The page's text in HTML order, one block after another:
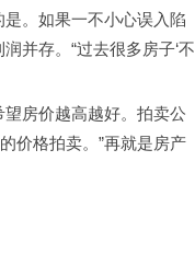
。如果一不小心误入陷
并存。“过去很多房子‘不
房价越高越好。拍卖公
价格拍卖。”再就是房产